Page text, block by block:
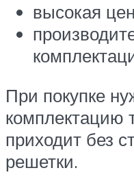
высокая
При покупке
комплектацию
приходит без
решетки.